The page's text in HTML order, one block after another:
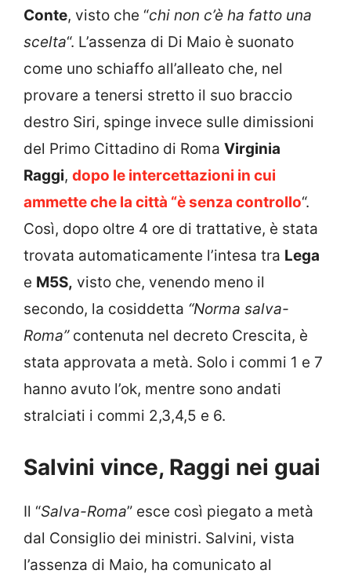
Conte, visto che “chi non c’è ha fatto una
scelta“. L’assenza di Di Maio è suonato
come uno schiaffo all’alleato che, nel
provare a tenersi stretto il suo braccio
destro Siri, spinge invece sulle dimissioni
del Primo Cittadino di Roma Virginia
Raggi, dopo le intercettazioni in cui
ammette che la città “è senza controllo“.
Così, dopo oltre 4 ore di trattative, è stata
trovata automaticamente l’intesa tra Lega
e M5S, visto che, venendo meno il
secondo, la cosiddetta “Norma salva-
Roma”contenuta nel decreto Crescita, è
stata approvata a metà. Solo i commi 1 e 7
hanno avuto l’ok, mentre sono andati
stralciati i commi 2,3,4,5 e 6.
Salvini vince, Raggi nei guai
Il “Salva-Roma” esce così piegato a metà
dal Consiglio dei ministri. Salvini, vista
l’assenza di Maio, ha comunicato al